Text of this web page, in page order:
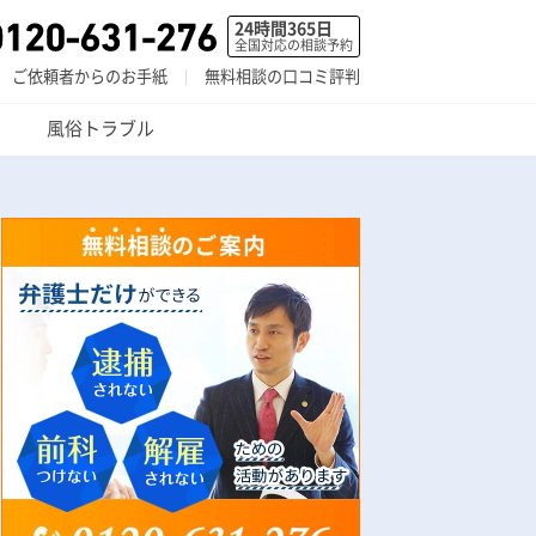
24時間365日
全国対応の相談予約
ご依頼者からのお手紙 無料相談の口コミ評判
風俗トラブル